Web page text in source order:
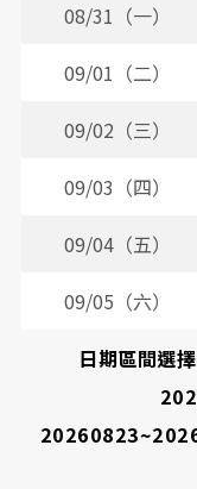
08/31（一）
09/01（二）
09/02（三）
09/03（四）
09/04（五）
09/05（六）
日期區間選